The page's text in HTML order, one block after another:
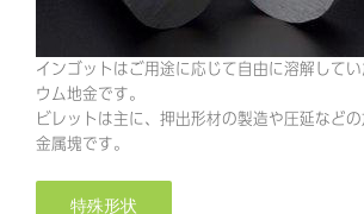
インゴットはご用途に応じて自由に溶解して
ウム地金です。
ビレットは主に、押出形材の製造や圧延など
金属塊です。
特殊形状